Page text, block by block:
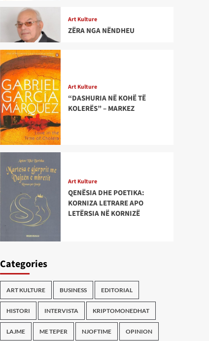
Art Kulture
ZËRA NGA NËNDHEU
Art Kulture
“DASHURIA NË KOHË TË
KOLERËS” – MARKEZ
Art Kulture
QENËSIA DHE POETIKA:
KORNIZA LETRARE APO
LETËRSIA NË KORNIZË
Categories
ART KULTURE BUSINESS EDITORIAL
HISTORI INTERVISTA KRIPTOMONEDHAT
LAJME ME TEPER NJOFTIME OPINION